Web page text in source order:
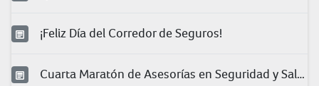
¡Feliz Día del Corredor de Seguros!
Cuarta Maratón de Asesorías en Seguridad y Salud en el Trabajo